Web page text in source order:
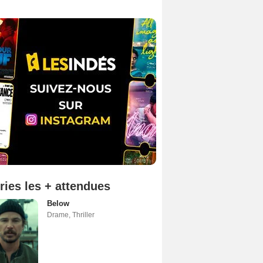
les + attendues
Below
Drame Thriller